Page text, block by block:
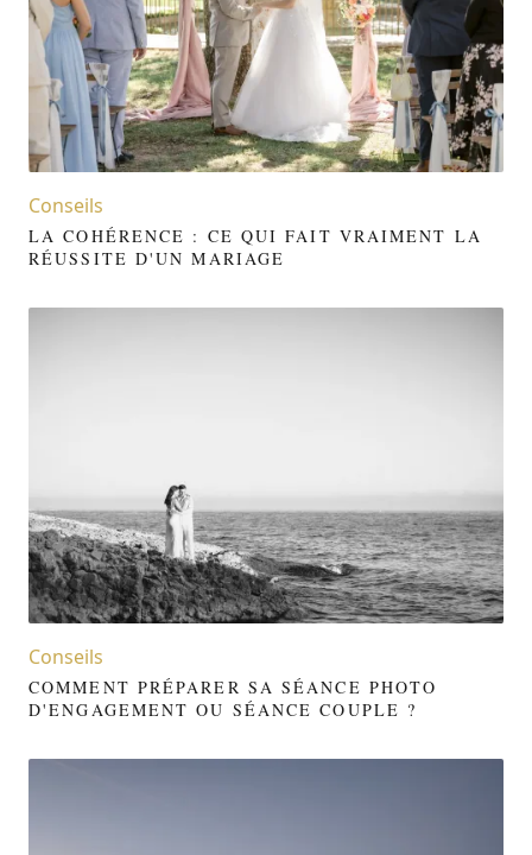
Conseils
LA COHÉRENCE : CE QUI FAIT VRAIMENT LA
RÉUSSITE D'UN MARIAGE
Conseils
COMMENT PRÉPARER SA SÉANCE PHOTO
D'ENGAGEMENT OU SÉANCE COUPLE ?